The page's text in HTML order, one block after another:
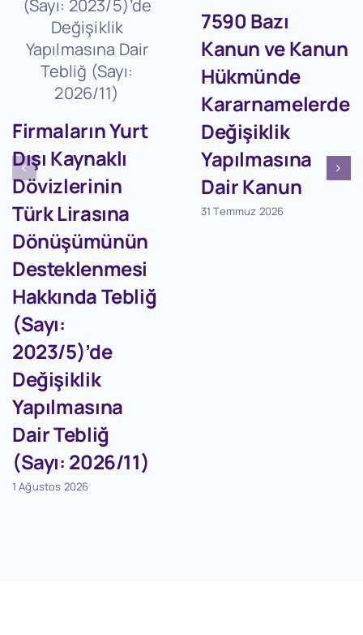
Firmaların Yurt
Dışı Kaynaklı
Dövizlerinin
Türk Lirasına
Dönüşümünün
Desteklenmesi
Hakkında Tebliğ
(Sayı:
2023/5)’de
Değişiklik
Yapılmasına
Dair Tebliğ
(Sayı: 2026/11)
1 Ağustos 2026
7590 Bazı
Kanun ve Kanun
Hükmünde
Kararnamelerde
Değişiklik
Yapılmasına
Dair Kanun
31 Temmuz 2026